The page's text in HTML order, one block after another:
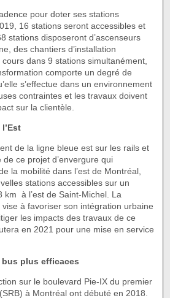
pour doter ses stations
16 stations seront accessibles et
stations disposeront d’ascenseurs
des chantiers d’installation
cours dans 9 stations simultanément,
comporte un degré de
s’effectue dans un environnement
contraintes et les travaux doivent
sur la clientèle.
de la ligne bleue est sur les rails et
ce projet d’envergure qui
la mobilité dans l’est de Montréal,
stations accessibles sur un
km à l’est de Saint-Michel. La
à favoriser son intégration urbaine
les impacts des travaux de ce
en 2021 pour une mise en service
bus plus efficaces
sur le boulevard Pie-IX du premier
à Montréal ont débuté en 2018.